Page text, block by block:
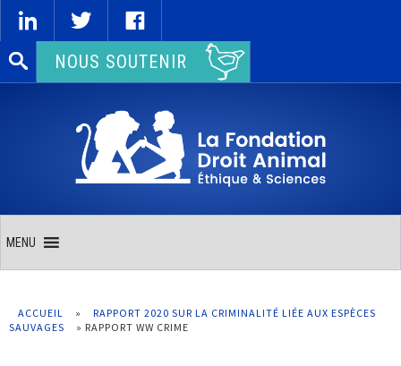
Rechercher :NOUS SOUTENIR
MENU
ACCUEIL »
RAPPORT 2020 SUR LA CRIMINALITÉ LIÉE AUX ESPÈCES
SAUVAGES
» RAPPORT WW CRIME